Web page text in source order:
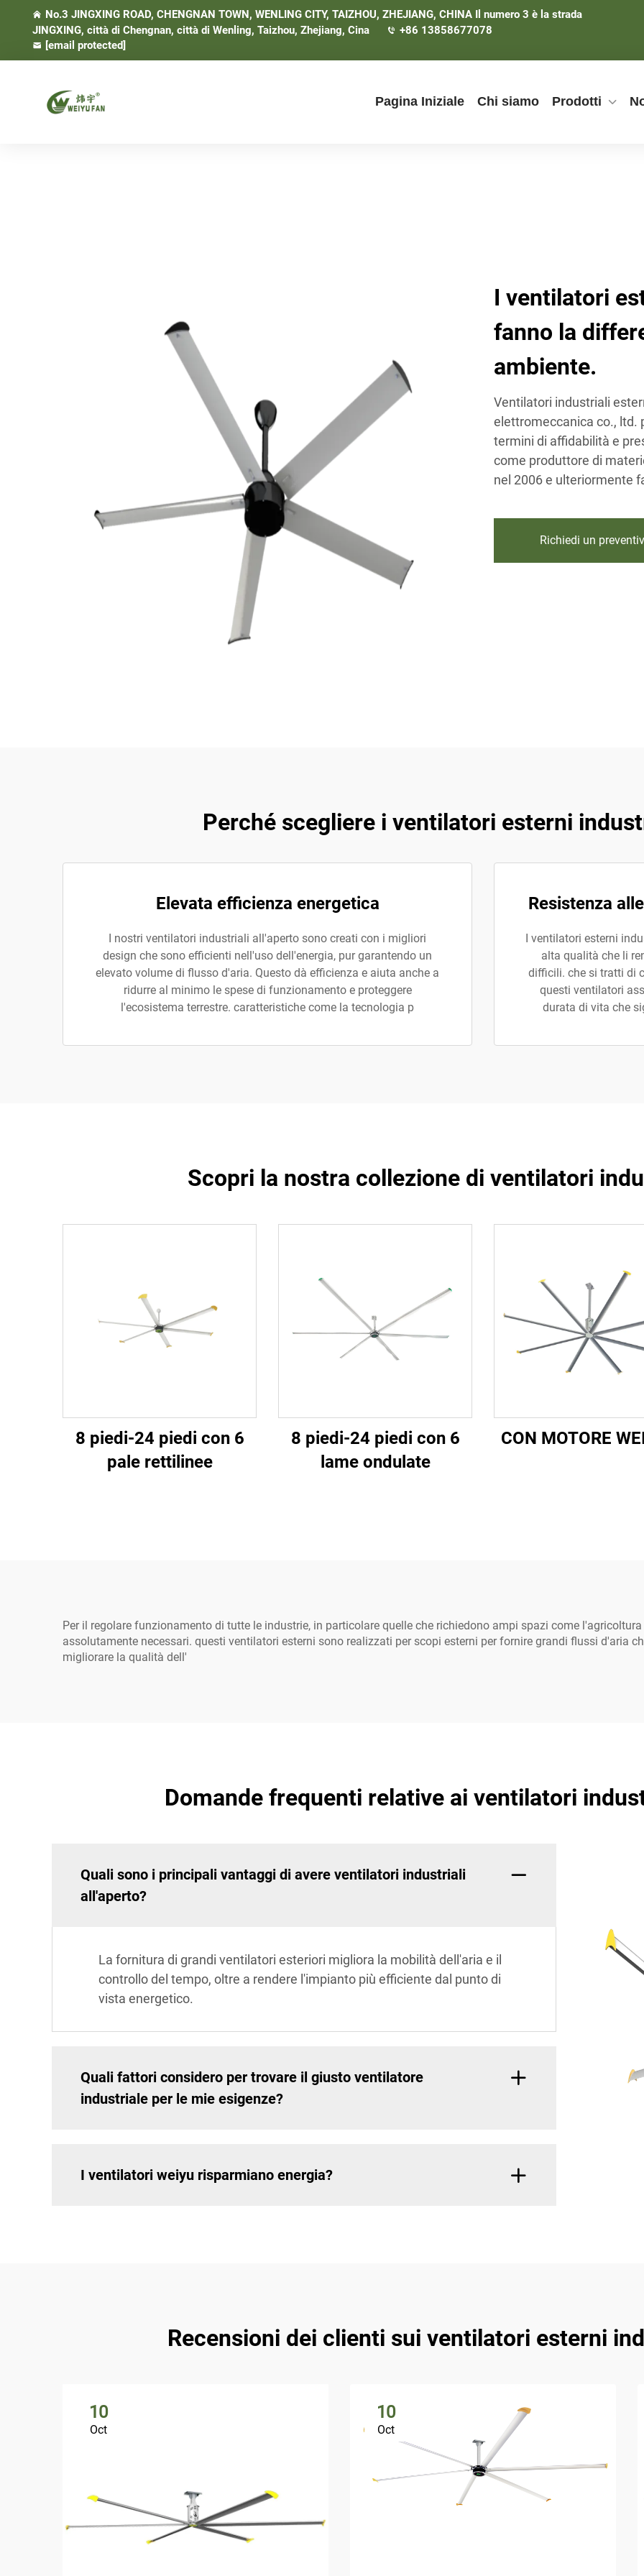
No.3 JINGXING ROAD, CHENGNAN TOWN, WENLING CITY, TAIZHOU, ZHEJIANG, CHINA Il numero 3 è la strada
JINGXING, città di Chengnan, città di Wenling, Taizhou, Zhejiang, Cina
+86 13858677078
[email protected]
Pagina Iniziale Chi siamo Prodotti
I ventilatori
fanno la
ambiente.
Ventilatori industriali
elettromeccanica co., ltd.
termini di affidabilità e
come produttore di
nel 2006 e ulteriormente
Richiedi un
Perché scegliere i ventilatori esterni
Elevata efficienza energetica
I nostri ventilatori industriali all'aperto sono creati con i migliori
design che sono efficienti nell'uso dell'energia, pur garantendo un
elevato volume di flusso d'aria. Questo dà efficienza e aiuta anche a
ridurre al minimo le spese di funzionamento e proteggere
l'ecosistema terrestre. caratteristiche come la tecnologia p
Resistenza
I ventilatori esterni
alta qualità che li
difficili. che si tratti di
questi ventilatori
durata di vita che
Scopri la nostra collezione di ventilatori
8 piedi-24 piedi con 6
pale rettilinee
8 piedi-24 piedi con 6
lame ondulate
CON MOTORE
Per il regolare funzionamento di tutte le industrie, in particolare quelle che richiedono ampi spazi come
assolutamente necessari. questi ventilatori esterni sono realizzati per scopi esterni per fornire grandi flussi d'aria
migliorare la qualità dell'
Domande frequenti relative ai ventilatori
Quali sono i principali vantaggi di avere ventilatori industriali
all'aperto?
La fornitura di grandi ventilatori esteriori migliora la mobilità dell'aria e il
controllo del tempo, oltre a rendere l'impianto più efficiente dal punto di
vista energetico.
Quali fattori considero per trovare il giusto ventilatore
industriale per le mie esigenze?
I ventilatori weiyu risparmiano energia?
Recensioni dei clienti sui ventilatori esterni
10
Oct
10
Oct